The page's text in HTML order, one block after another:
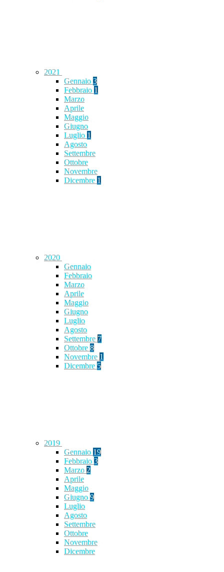
2021
Gennaio 3
Febbraio 1
Marzo
Aprile
Maggio
Giugno
Luglio 1
Agosto
Settembre
Ottobre
Novembre
Dicembre 1
2020
Gennaio
Febbraio
Marzo
Aprile
Maggio
Giugno
Luglio
Agosto
Settembre 7
Ottobre 8
Novembre 1
Dicembre 5
2019
Gennaio 19
Febbraio 3
Marzo 2
Aprile
Maggio
Giugno 9
Luglio
Agosto
Settembre
Ottobre
Novembre
Dicembre